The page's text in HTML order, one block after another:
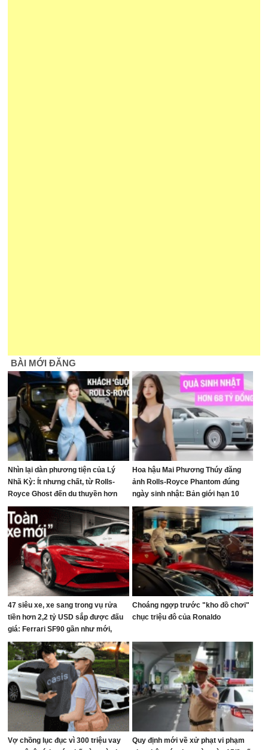
BÀI MỚI ĐĂNG
Nhìn lại dàn phương tiện của Lý
Nhã Kỳ: Ít nhưng chất, từ Rolls-
Royce Ghost đến du thuyền hơn
100 tỷ đồng
Hoa hậu Mai Phương Thúy đăng
ảnh Rolls-Royce Phantom đúng
ngày sinh nhật: Bản giới hạn 10
chiếc toàn cầu, giá quy đổi gần 68
tỷ đồng
47 siêu xe, xe sang trong vụ rửa
tiền hơn 2,2 tỷ USD sắp được đấu
giá: Ferrari SF90 gần như mới,
Rolls-Royce xếp hàng dài
Choáng ngợp trước "kho đồ chơi"
chục triệu đô của Ronaldo
Vợ chồng lục đục vì 300 triệu vay
Quy định mới về xử phạt vi phạm